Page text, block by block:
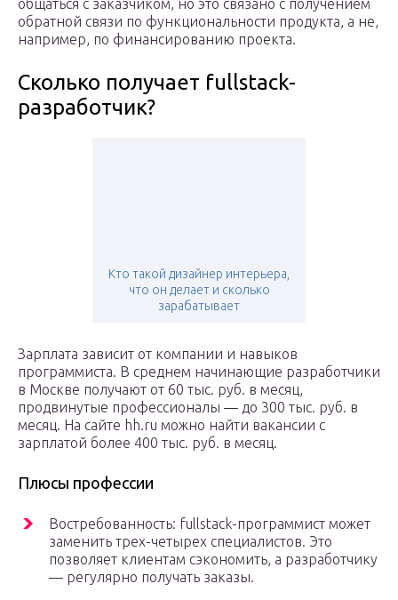
общаться с заказчиком, но это связано с получением
обратной связи по функциональности продукта, а не,
например, по финансированию проекта.
Сколько получает fullstack-
разработчик?
Кто такой дизайнер интерьера,
что он делает и сколько
зарабатывает
Зарплата зависит от компании и навыков
программиста. В среднем начинающие разработчики
в Москве получают от 60 тыс. руб. в месяц,
продвинутые профессионалы — до 300 тыс. руб. в
месяц. На сайте hh.ru можно найти вакансии с
зарплатой более 400 тыс. руб. в месяц.
Плюсы профессии
Востребованность: fullstack-программист может
заменить трех-четырех специалистов. Это
позволяет клиентам сэкономить, а разработчику
— регулярно получать заказы.